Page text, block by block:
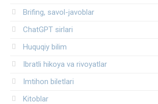
Brifing, savol-javoblar
ChatGPT sirlari
Huquqiy bilim
Ibratli hikoya va rivoyatlar
Imtihon biletlari
Kitoblar